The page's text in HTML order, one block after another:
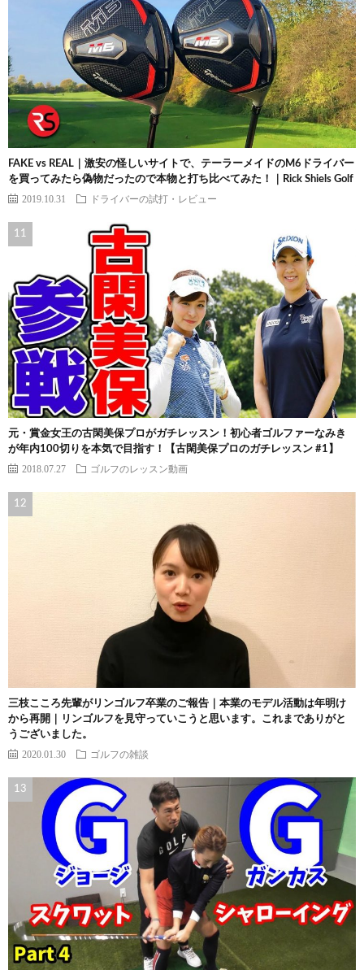
FAKE vs REAL｜激安の怪しいサイトで、テーラーメイドのM6ドライバー
を買ってみたら偽物だったので本物と打ち比べてみた！｜Rick Shiels Golf
2019.10.31 ドライバーの試打・レビュー
元・賞金女王の古閑美保プロがガチレッスン！初心者ゴルファーなみき
が年内100切りを本気で目指す！【古閑美保プロのガチレッスン #1】
2018.07.27 ゴルフのレッスン動画
三枝こころ先輩がリンゴルフ卒業のご報告｜本業のモデル活動は年明け
から再開｜リンゴルフを見守っていこうと思います。これまでありがと
うございました。
2020.01.30 ゴルフの雑談